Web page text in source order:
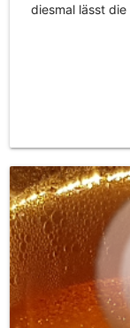
diesmal lässt